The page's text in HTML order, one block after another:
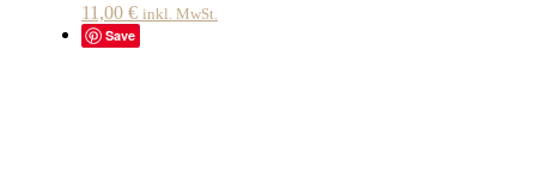
11,00 € inkl. MwSt.
Save